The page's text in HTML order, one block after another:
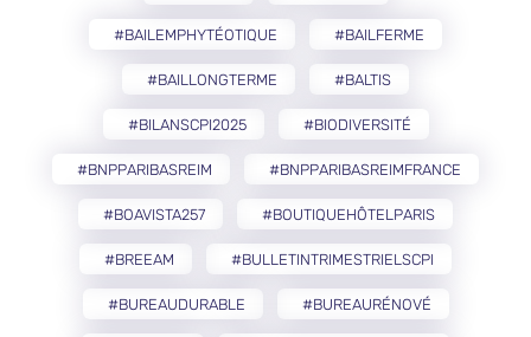
#BAILEMPHYTÉOTIQUE #BAILFERME
#BAILLONGTERME #BALTIS
#BILANSCPI2025 #BIODIVERSITÉ
#BNPPARIBASREIM #BNPPARIBASREIMFRANCE
#BOAVISTA257 #BOUTIQUEHÔTELPARIS
#BREEAM #BULLETINTRIMESTRIELSCPI
#BUREAUDURABLE #BUREAURÉNOVÉ